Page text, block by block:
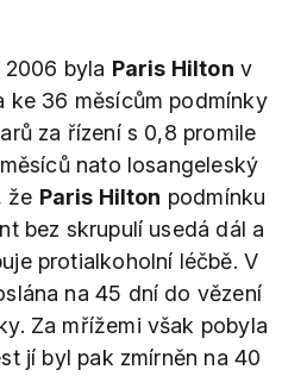
byla Paris Hilton v
ke 36 měsícům podmínky
za řízení s 0,8 promile
nato losangeleský
že Paris Hilton podmínku
bez skrupulí usedá dál a
protialkoholní léčbě. V
na 45 dní do vězení
Za mřížemi však pobyla
jí byl pak zmírněn na 40